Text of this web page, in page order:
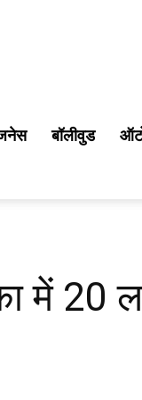
बॉलीवुड
में 20